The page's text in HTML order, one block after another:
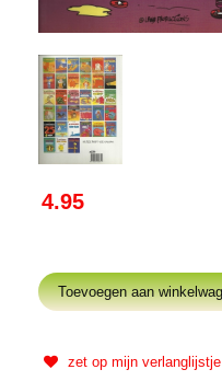
4.95
zet op mijn verlanglijstje